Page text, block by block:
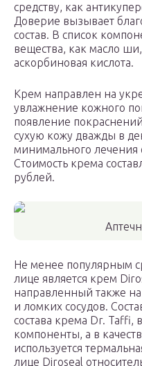
средству, как
Доверие вызывает
состав. В список
вещества, как масло
аскорбиновая кислота.
Крем направлен на
увлажнение кожного
появление
сухую кожу дважды в
минимального лечения
Стоимость крема
рублей.
Не менее популярным
лице является крем
направленный также
и ломких сосудов.
состава крема Dr. Taffi,
компоненты, а в
используется
лице Diroseal